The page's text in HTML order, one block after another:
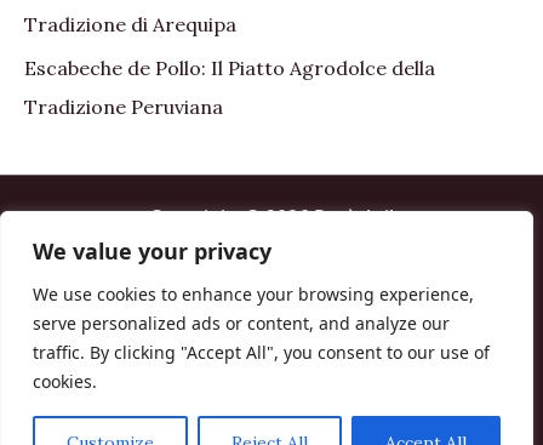
We value your privacy
We use cookies to enhance your browsing experience,
serve personalized ads or content, and analyze our
traffic. By clicking "Accept All", you consent to our use of
cookies.
Tradizione di Arequipa
Escabeche de Pollo: Il Piatto Agrodolce della
Tradizione Peruviana
Copyright © 2026 Perù Asi!
Home
About me
Contact us
Cookie policy